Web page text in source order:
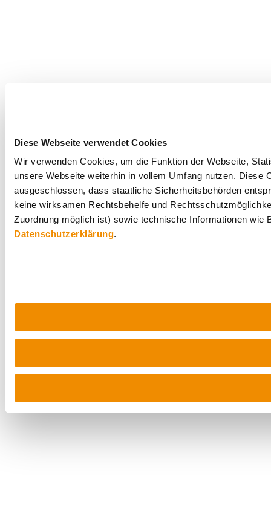
Diese Webseite verwendet Cookies
Wir verwenden Cookies, um die Funktion der Webseite,
unsere Webseite weiterhin in vollem Umfang nutzen.
ausgeschlossen, dass staatliche Sicherheitsbehörden
keine wirksamen Rechtsbehelfe und
Zuordnung möglich ist) sowie technische Informationen
Datenschutzerklärung.